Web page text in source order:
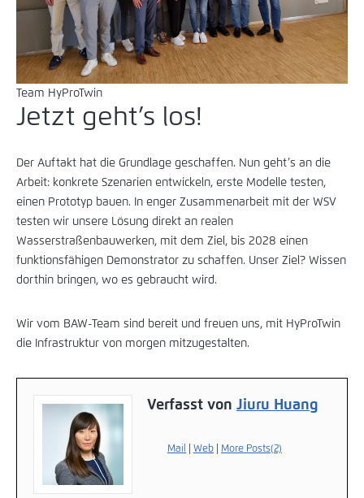
Team HyProTwin
Jetzt geht’s los!
Der Auftakt hat die Grundlage geschaffen. Nun geht’s an die
Arbeit: konkrete Szenarien entwickeln, erste Modelle testen,
einen Prototyp bauen. In enger Zusammenarbeit mit der WSV
testen wir unsere Lösung direkt an realen
Wasserstraßenbauwerken, mit dem Ziel, bis 2028 einen
funktionsfähigen Demonstrator zu schaffen. Unser Ziel? Wissen
dorthin bringen, wo es gebraucht wird.
Wir vom BAW-Team sind bereit und freuen uns, mit HyProTwin
die Infrastruktur von morgen mitzugestalten.
Verfasst von Jiuru Huang
Mail Web More Posts(2)